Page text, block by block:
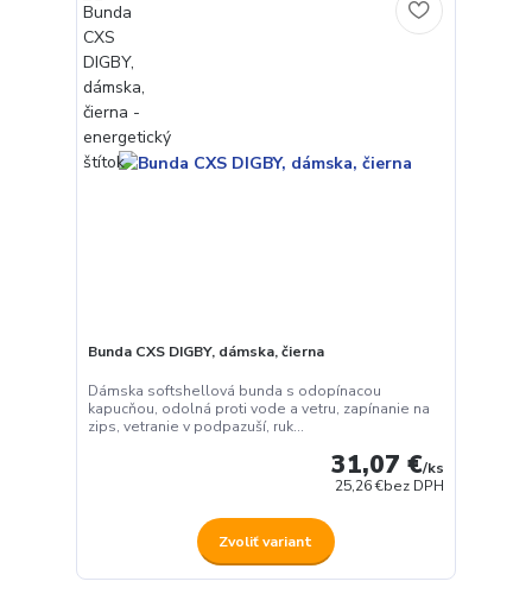
Bunda CXS DIGBY, dámska, čierna
Dámska softshellová bunda s odopínacou
kapucňou, odolná proti vode a vetru, zapínanie na
zips, vetranie v podpazuší, ruk...
31,07 €/ks
25,26 €bez DPH
Zvoliť variant